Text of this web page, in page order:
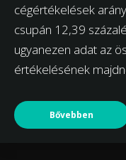
cégértékelések
csupán 12,39
ugyanezen adat az
értékelésének
Bővebben